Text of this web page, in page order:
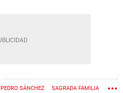
PEDRO SÁNCHEZ SAGRADA FAMILIA